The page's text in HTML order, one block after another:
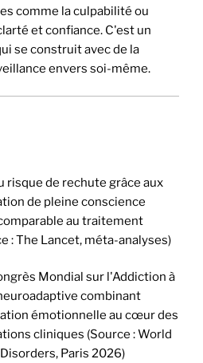
comme la culpabilité ou
et confiance. C'est un
se construit avec de la
envers soi-même.
risque de rechute grâce aux
de pleine conscience
au traitement
: The Lancet, méta-analyses)
Mondial sur l'Addiction à
combinant
émotionnelle au cœur des
cliniques (Source : World
Paris 2026)